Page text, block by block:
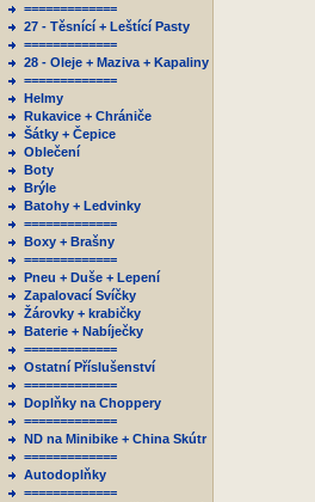
=============
27 - Těsnící + Leštící Pasty
=============
28 - Oleje + Maziva + Kapaliny
=============
Helmy
Rukavice + Chrániče
Šátky + Čepice
Oblečení
Boty
Brýle
Batohy + Ledvinky
=============
Boxy + Brašny
=============
Pneu + Duše + Lepení
Zapalovací Svíčky
Žárovky + krabičky
Baterie + Nabíječky
=============
Ostatní Příslušenství
=============
Doplňky na Choppery
=============
ND na Minibike + China Skútr
=============
Autodoplňky
=============